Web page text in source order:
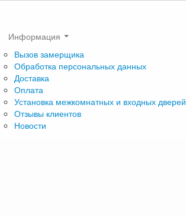
Информация
Вызов замерщика
Обработка персональных данных
Доставка
Оплата
Установка межкомнатных и входных дверей
Отзывы клиентов
Новости